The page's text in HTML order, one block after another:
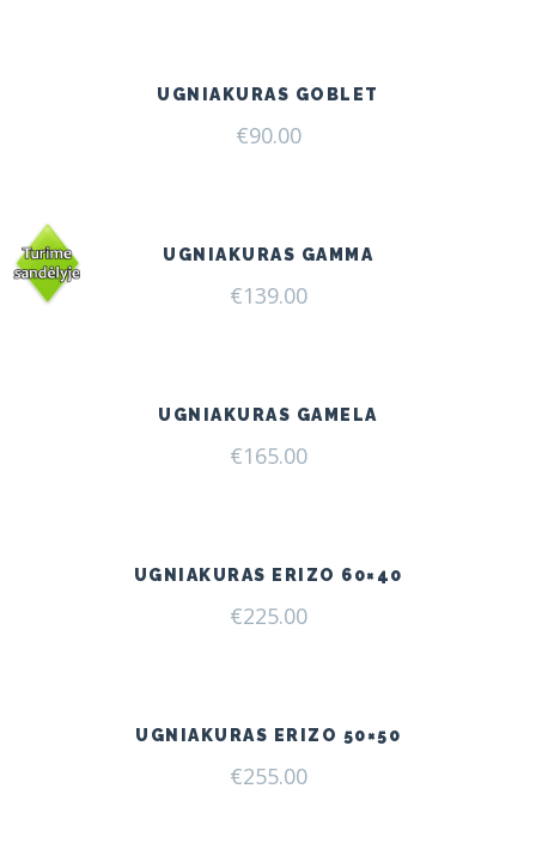
UGNIAKURAS GOBLET
€90.00
UGNIAKURAS GAMMA
€139.00
UGNIAKURAS GAMELA
€165.00
UGNIAKURAS ERIZO 60×40
€225.00
UGNIAKURAS ERIZO 50×50
€255.00